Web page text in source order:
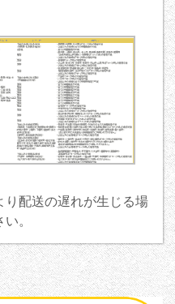
り配送の遅れが生じる場
。